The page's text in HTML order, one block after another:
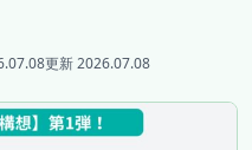
更新 2026.07.08